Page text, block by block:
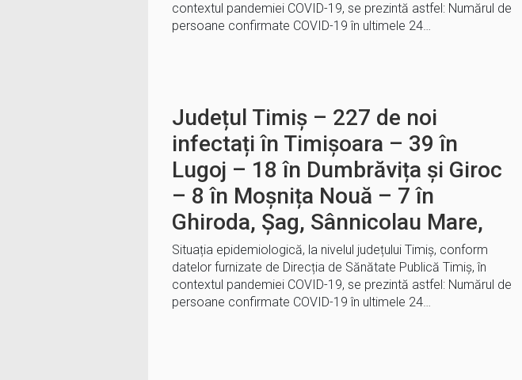
contextul pandemiei COVID-19, se prezintă astfel: Numărul de
persoane confirmate COVID-19 în ultimele 24…
Județul Timiș – 227 de noi
infectați în Timișoara – 39 în
Lugoj – 18 în Dumbrăvița și Giroc
– 8 în Moșnița Nouă – 7 în
Ghiroda, Șag, Sânnicolau Mare,
Situația epidemiologică, la nivelul județului Timiș, conform
datelor furnizate de Direcția de Sănătate Publică Timiș, în
contextul pandemiei COVID-19, se prezintă astfel: Numărul de
persoane confirmate COVID-19 în ultimele 24…